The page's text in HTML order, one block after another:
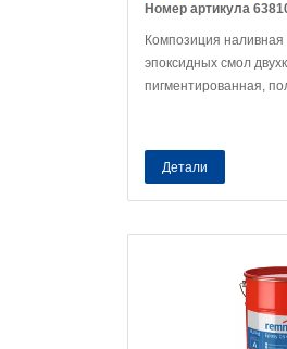
Номер артикула
Композиция
эпоксидных смол
пигментированная,
Детали